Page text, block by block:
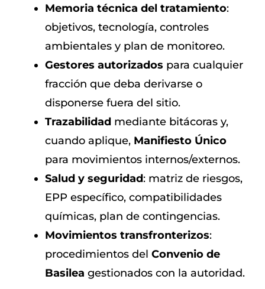
Memoria técnica del tratamiento:
objetivos, tecnología, controles
ambientales y plan de monitoreo.
Gestores autorizados para cualquier
fracción que deba derivarse o
disponerse fuera del sitio.
Trazabilidad mediante bitácoras y,
cuando aplique, Manifiesto Único
para movimientos internos/externos.
Salud y seguridad: matriz de riesgos,
EPP específico, compatibilidades
químicas, plan de contingencias.
Movimientos transfronterizos:
procedimientos delConvenio de
Basilea gestionados con la autoridad.